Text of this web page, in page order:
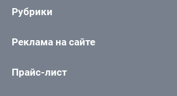
Рубрики
Реклама на сайте
Прайс-лист